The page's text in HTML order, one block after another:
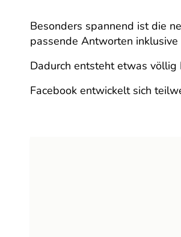
Besonders spannend ist die
passende Antworten
Dadurch entsteht etwas völlig
Facebook entwickelt sich